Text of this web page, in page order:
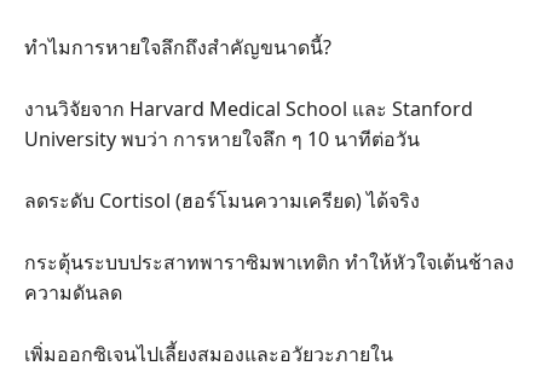
ทำไมการหายใจลึกถึงสำคัญขนาดนี้?
งานวิจัยจาก Harvard Medical School และ Stanford
University พบว่า การหายใจลึก ๆ 10 นาทีต่อวัน
ลดระดับ Cortisol (ฮอร์โมนความเครียด) ได้จริง
กระตุ้นระบบประสาทพาราซิมพาเทติก ทำให้หัวใจเต้นช้าลง
ความดันลด
เพิ่มออกซิเจนไปเลี้ยงสมองและอวัยวะภายใน